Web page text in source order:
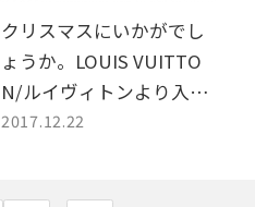
クリスマスにいかがでし
ょうか。LOUIS VUITTO
N/ルイヴィトンより入
荷。 [古着買取 トレフ
2017.12.22